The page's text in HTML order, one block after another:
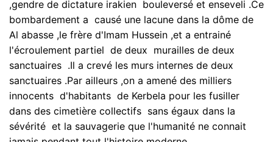
,gendre de dictature irakien bouleversé et enseveli .Ce
bombardement a causé une lacune dans la dôme de
Al abasse ,le frère d'Imam Hussein ,et a entrainé
l'écroulement partiel de deux murailles de deux
sanctuaires .Il a crevé les murs internes de deux
sanctuaires .Par ailleurs ,on a amené des milliers
innocents d'habitants de Kerbela pour les fusiller
dans des cimetière collectifs sans égaux dans la
sévérité et la sauvagerie que l'humanité ne connait